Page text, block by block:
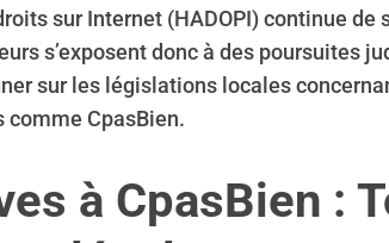
sur Internet (HADOPI) continue
s’exposent donc à des poursuites
sur les législations locales
comme CpasBien.
à CpasBien :